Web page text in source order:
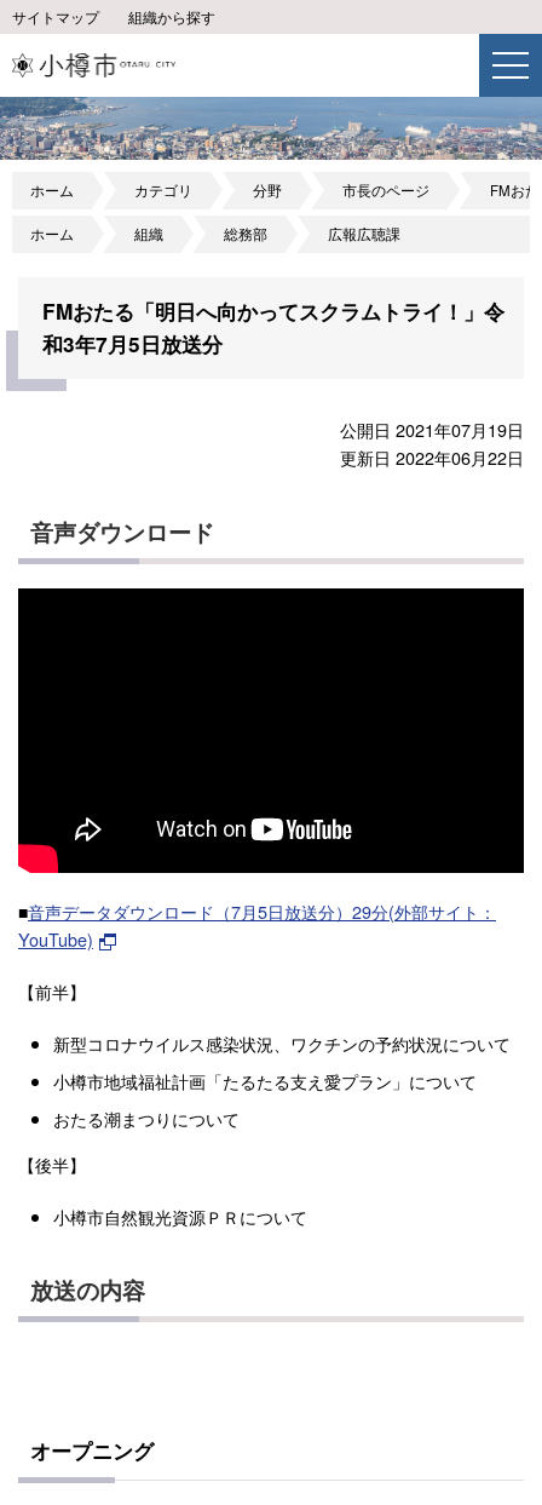
サイトマップ 組織から探す
ホーム カテゴリ 分野 市長のページ FMお
ホーム 組織 総務部 広報広聴課
FMおたる「明日へ向かってスクラムトライ！」令
和3年7月5日放送分
公開日 2021年07月19日
更新日 2022年06月22日
音声ダウンロード
■音声データダウンロード（7月5日放送分）29分(外部サイト：
YouTube)
【前半】
新型コロナウイルス感染状況、ワクチンの予約状況について
小樽市地域福祉計画「たるたる支え愛プラン」について
おたる潮まつりについて
【後半】
小樽市自然観光資源ＰＲについて
放送の内容
オープニング